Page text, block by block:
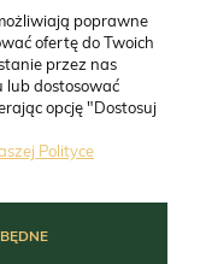
poprawne
ofertę do Twoich
przez nas
lub dostosować
opcję "Dostosuj
Polityce